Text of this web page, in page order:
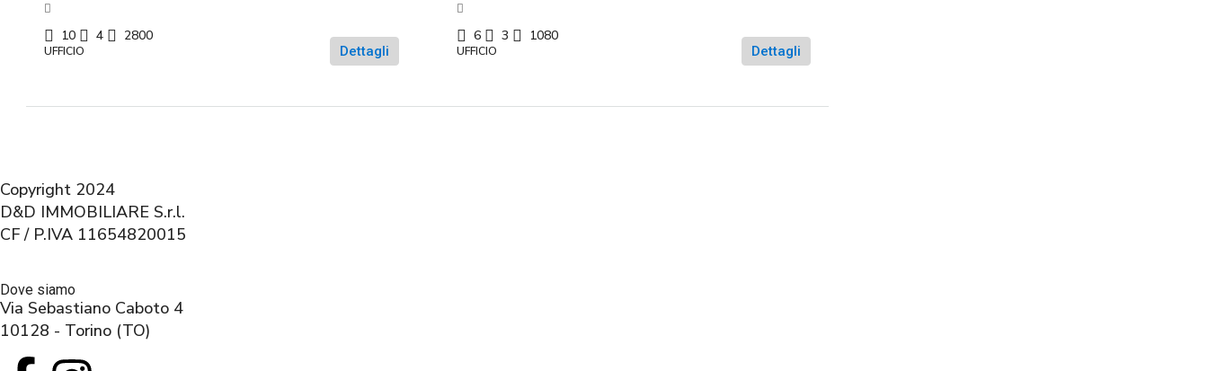
10 4 2800
UFFICIO Dettagli
6 3 1080
UFFICIO Dettagli
Copyright 2024
D&D IMMOBILIARE S.r.l.
CF / P.IVA 11654820015
Dove siamo
Via Sebastiano Caboto 4
10128 - Torino (TO)